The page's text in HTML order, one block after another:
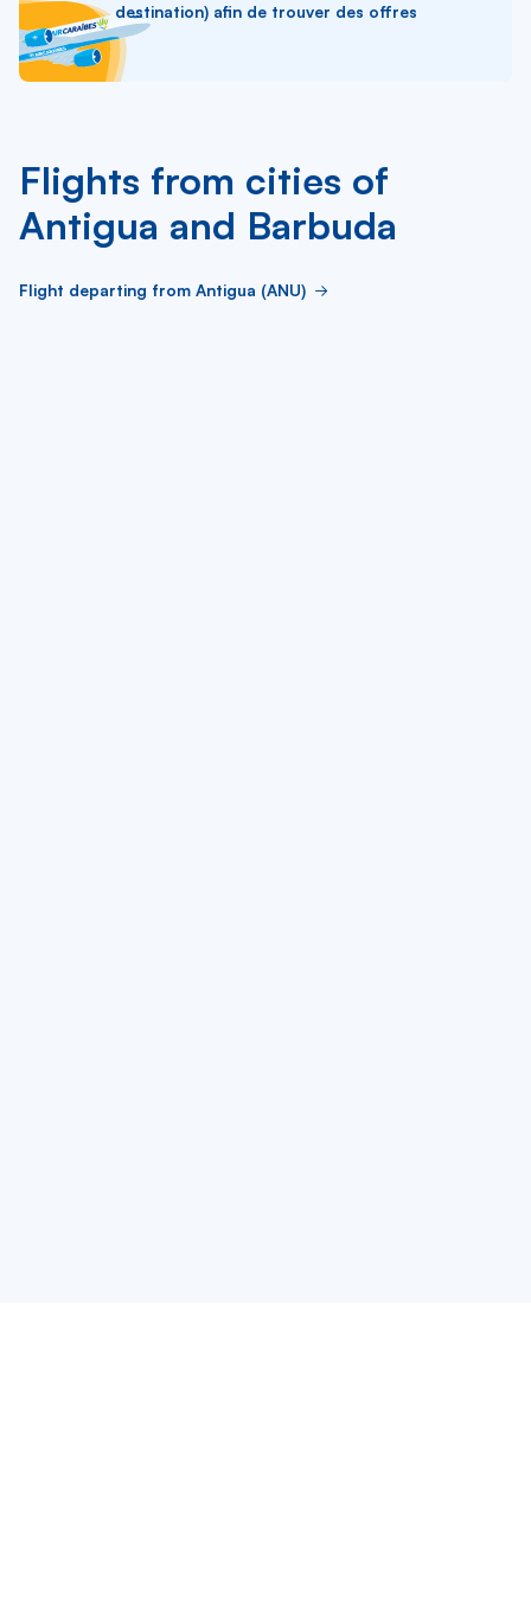
destination) afin de trouver des offres
Flights from cities of
Antigua and Barbuda
Flight departing from Antigua (ANU)